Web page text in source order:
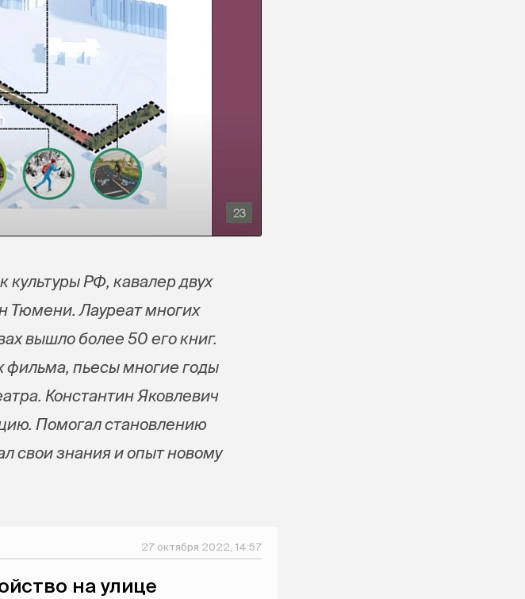
культуры РФ, кавалер двух
Тюмени. Лауреат многих
вышло более 50 его книг.
фильма, пьесы многие годы
Константин Яковлевич
Помогал становлению
свои знания и опыт новому
27 октября 2022, 14:57
на улице